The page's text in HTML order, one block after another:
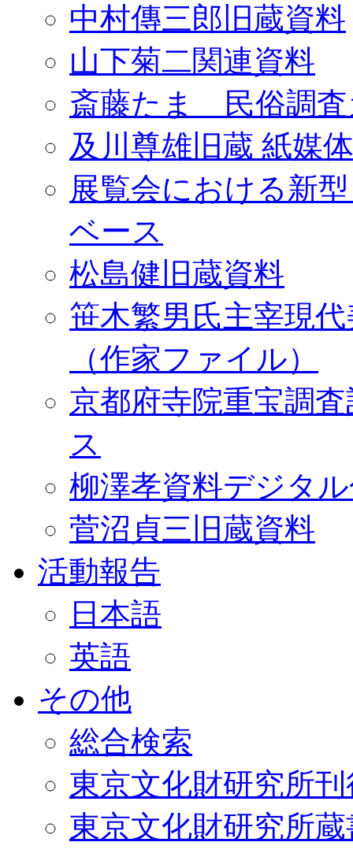
中村傳三郎旧蔵資料
山下菊二関連資料
斎藤たま 民俗調査
及川尊雄旧蔵 紙媒
展覧会における新
ベース
松島健旧蔵資料
笹木繁男氏主宰現
（作家ファイル）
京都府寺院重宝調
ス
柳澤孝資料デジタ
菅沼貞三旧蔵資料
活動報告
日本語
英語
その他
総合検索
東京文化財研究所
東京文化財研究所